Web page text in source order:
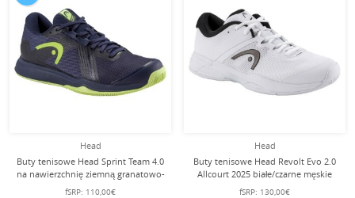
Head
Buty tenisowe Head Sprint Team 4.0
na nawierzchnię ziemną granatowo-
limonkowe męskie
fSRP: 110,00€
Head
Buty tenisowe Head Revolt Evo 2.0
Allcourt 2025 białe/czarne męskie
fSRP: 130,00€